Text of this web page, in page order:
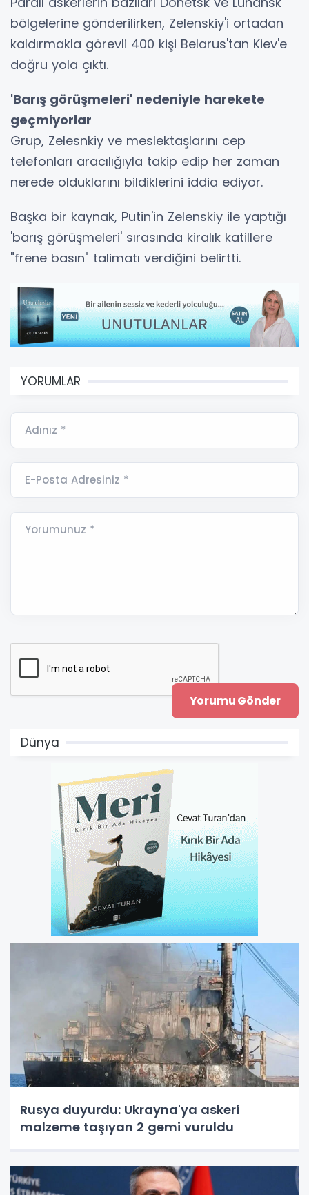
bölgelerine gönderilirken, Zelenskiy'i ortadan
kaldırmakla görevli 400 kişi Belarus'tan Kiev'e
doğru yola çıktı.
'Barış görüşmeleri' nedeniyle harekete
geçmiyorlar
Grup, Zelesnkiy ve meslektaşlarını cep
telefonları aracılığıyla takip edip her zaman
nerede olduklarını bildiklerini iddia ediyor.
Başka bir kaynak, Putin'in Zelenskiy ile yaptığı
'barış görüşmeleri' sırasında kiralık katillere
"frene basın" talimatı verdiğini belirtti.
YORUMLAR
Adınız *
E-Posta Adresiniz *
Yorumunuz *
Dünya
Rusya duyurdu: Ukrayna'ya askeri
malzeme taşıyan 2 gemi vuruldu